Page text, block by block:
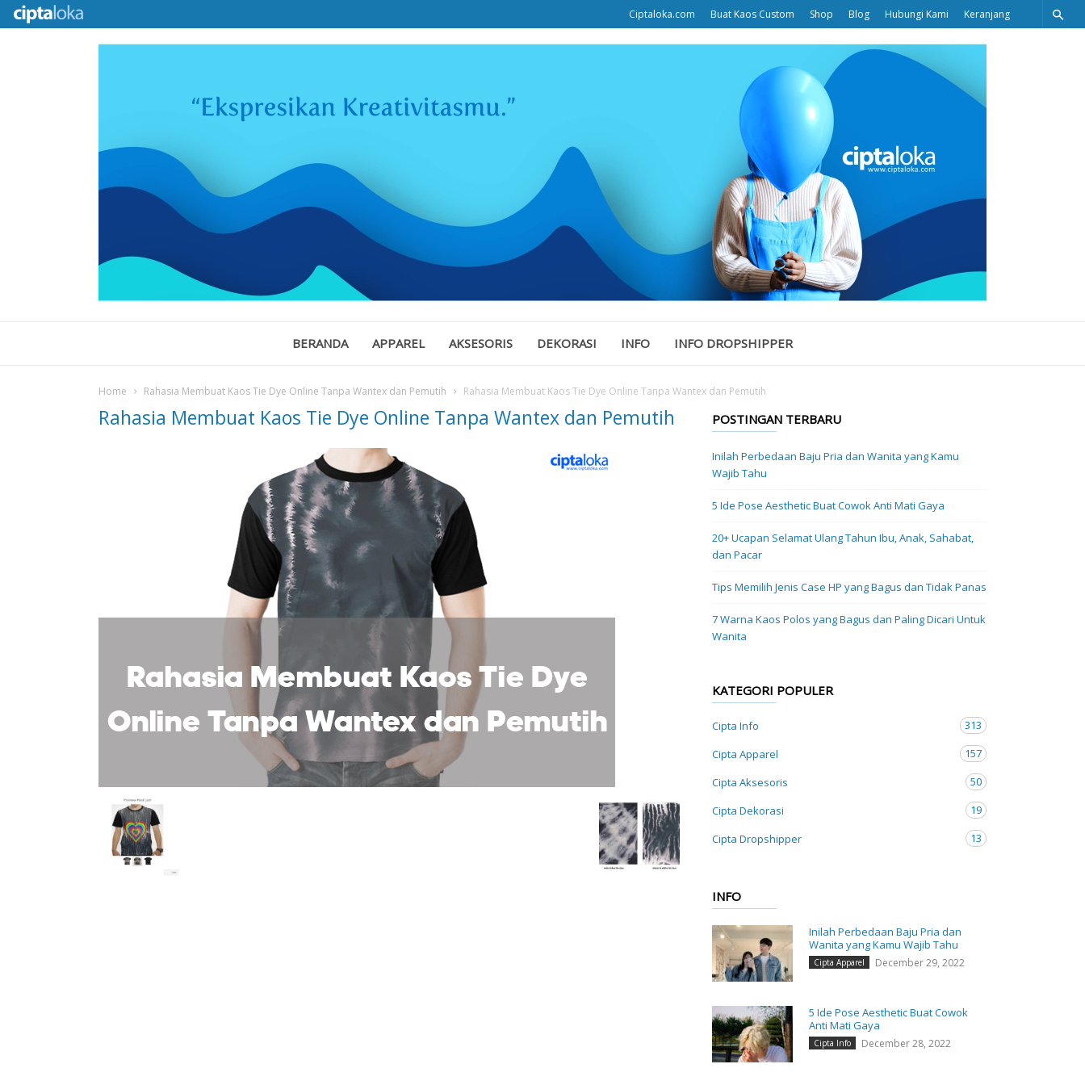
Ciptaloka.com Buat Kaos Custom Shop Blog Hubungi Kami Keranjang
BERANDA APPAREL AKSESORIS DEKORASI INFO INFO DROPSHIPPER
Home Rahasia Membuat Kaos Tie Dye Online Tanpa Wantex dan Pemutih Rahasia Membuat Kaos Tie Dye Online Tanpa Wantex dan Pemutih
Rahasia Membuat Kaos Tie Dye Online Tanpa Wantex dan Pemutih POSTINGAN TERBARU
Inilah Perbedaan Baju Pria dan Wanita yang Kamu
Wajib Tahu
5 Ide Pose Aesthetic Buat Cowok Anti Mati Gaya
20+ Ucapan Selamat Ulang Tahun Ibu, Anak, Sahabat,
dan Pacar
Tips Memilih Jenis Case HP yang Bagus dan Tidak Panas
7 Warna Kaos Polos yang Bagus dan Paling Dicari Untuk
Wanita
KATEGORI POPULER
Cipta Info
313
Cipta Apparel
157
Cipta Aksesoris
50
Cipta Dekorasi
19
Cipta Dropshipper
13
INFO
Inilah Perbedaan Baju Pria dan
Wanita yang Kamu Wajib Tahu
Cipta Apparel December 29, 2022
5 Ide Pose Aesthetic Buat Cowok
Anti Mati Gaya
Cipta Info December 28, 2022